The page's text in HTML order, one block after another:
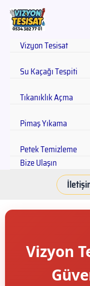
Vizyon Tesisat
Su Kaçağı Tespiti
Tıkanıklık Açma
Pimaş Yıkama
Petek Temizleme
Bize Ulaşın
Vizyon